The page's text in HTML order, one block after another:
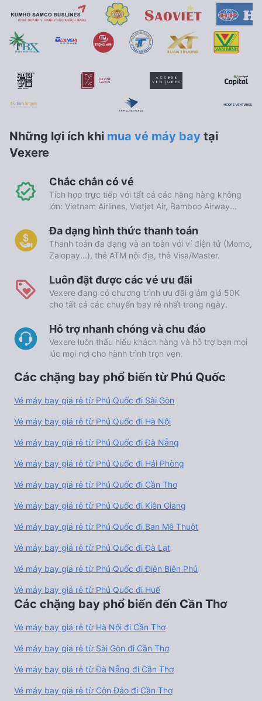
Những lợi ích khi mua vé máy bay tại
Vexere
Chắc chắn có vé
Tích hợp trực tiếp với tất cả các hãng hàng không
lớn: Vietnam Airlines, Vietjet Air, Bamboo Airway...
Đa dạng hình thức thanh toán
Thanh toán đa dạng và an toàn với ví điện tử (Momo,
Zalopay...), thẻ ATM nội địa, thẻ Visa/Master.
Luôn đặt được các vé ưu đãi
Vexere đang có chương trình ưu đãi giảm giá 50K
cho tất cả các chuyến bay rẻ nhất trong ngày.
Hỗ trợ nhanh chóng và chu đáo
Vexere luôn thấu hiểu khách hàng và hỗ trợ bạn mọi
lúc mọi nơi cho hành trình trọn vẹn.
Các chặng bay phổ biến từ Phú Quốc
Vé máy bay giá rẻ từ Phú Quốc đi Sài Gòn
Vé máy bay giá rẻ từ Phú Quốc đi Hà Nội
Vé máy bay giá rẻ từ Phú Quốc đi Đà Nẵng
Vé máy bay giá rẻ từ Phú Quốc đi Hải Phòng
Vé máy bay giá rẻ từ Phú Quốc đi Cần Thơ
Vé máy bay giá rẻ từ Phú Quốc đi Kiên Giang
Vé máy bay giá rẻ từ Phú Quốc đi Ban Mê Thuột
Vé máy bay giá rẻ từ Phú Quốc đi Đà Lạt
Vé máy bay giá rẻ từ Phú Quốc đi Điện Biên Phủ
Vé máy bay giá rẻ từ Phú Quốc đi Huế
Các chặng bay phổ biến đến Cần Thơ
Vé máy bay giá rẻ từ Hà Nội đi Cần Thơ
Vé máy bay giá rẻ từ Sài Gòn đi Cần Thơ
Vé máy bay giá rẻ từ Đà Nẵng đi Cần Thơ
Vé máy bay giá rẻ từ Côn Đảo đi Cần Thơ